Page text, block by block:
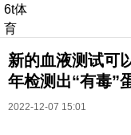
6t体
育
新的血液测试可
年检测出“有毒”
2022-12-07 15:01